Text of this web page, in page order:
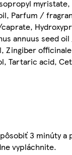
Parfum /
annuus seed
Zingiber
Tartaric acid,
3 minúty a
vypláchnite.